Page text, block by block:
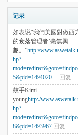
记录
如表说“我們美國對做西
的衰落管理者’毫無興
趣。”http://
hp?
5&pid=1494020 ... 回复
鼓手Kimi
younghttp://
hp?
8&pid=1493967 回复